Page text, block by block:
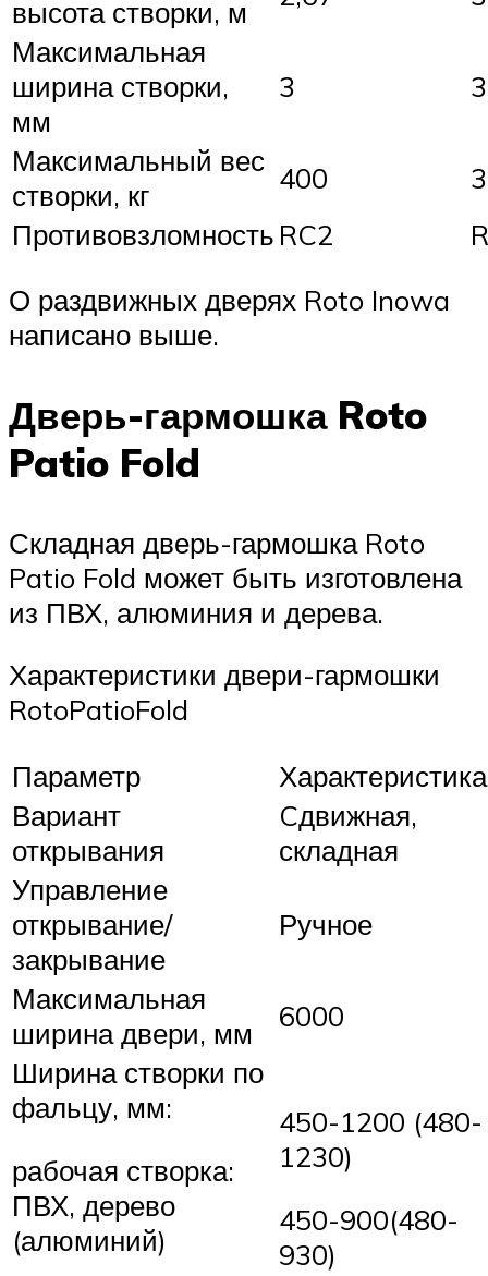
высота створки, м
Максимальная
ширина створки,
мм
3 3
Максимальный вес
створки, кг
400
Противовзломность RC2
О раздвижных дверях Roto Inowa
написано выше.
Дверь-гармошка Roto
Patio Fold
Складная дверь-гармошка Roto
Patio Fold может быть изготовлена
из ПВХ, алюминия и дерева.
Характеристики двери-гармошки
RotoPatioFold
Параметр
Характеристика
Вариант
открывания
Cдвижная,
складная
Управление
открывание/
закрывание
Ручное
Максимальная
ширина двери, мм
6000
Ширина створки по
фальцу, мм:
рабочая створка:
ПВХ, дерево
(алюминий)
450-1200 (480-
1230)
450-900(480-
930)